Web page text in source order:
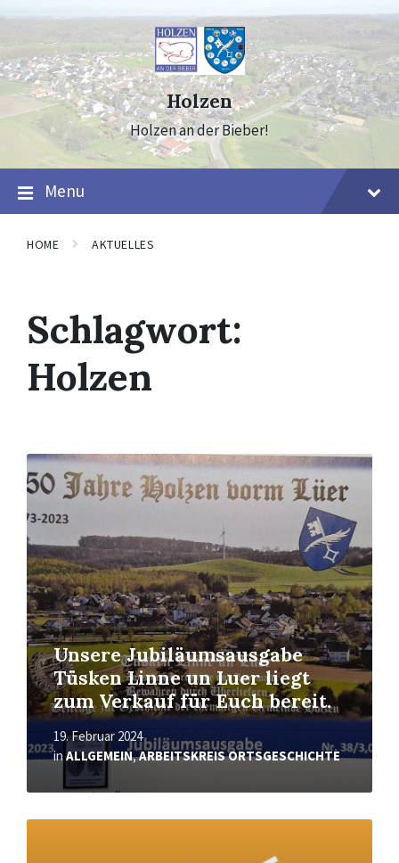
to
content
to
navigation
to
footer
Holzen
Holzen an der Bieber!
Menu
HOME AKTUELLES
Schlagwort:
Holzen
Unsere Jubiläumsausgabe
Tüsken Linne un Luer liegt
zum Verkauf für Euch bereit.
19. Februar 2024
inALLGEMEIN,ARBEITSKREIS ORTSGESCHICHTE
Mehr
erfahren
Mehr